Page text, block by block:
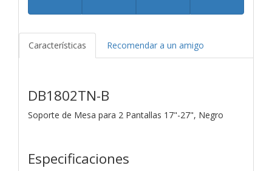
Características Recomendar a un amigo
DB1802TN-B
Soporte de Mesa para 2 Pantallas 17"-27", Negro
Especificaciones